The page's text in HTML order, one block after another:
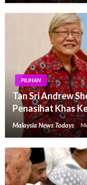
PILIHAN
Tan Sri Andrew
Penasihat Khas
Malaysia News Todays